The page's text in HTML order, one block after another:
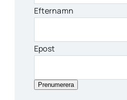
Efternamn
Epost
Prenumerera